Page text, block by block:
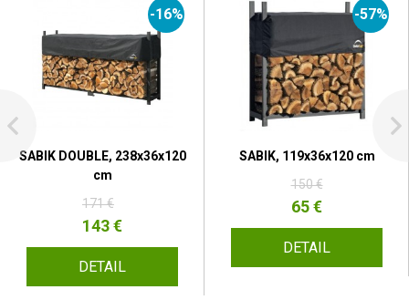
-16%
SABIK DOUBLE, 238x36x120
cm
171 €
143 €
DETAIL
-57%
SABIK, 119x36x120 cm
150 €
65 €
DETAIL